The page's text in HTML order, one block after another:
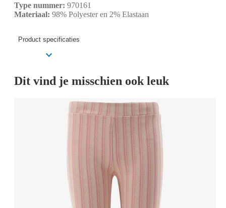
Type nummer: 970161
Materiaal: 98% Polyester en 2% Elastaan
Product specificaties
Dit vind je misschien ook leuk